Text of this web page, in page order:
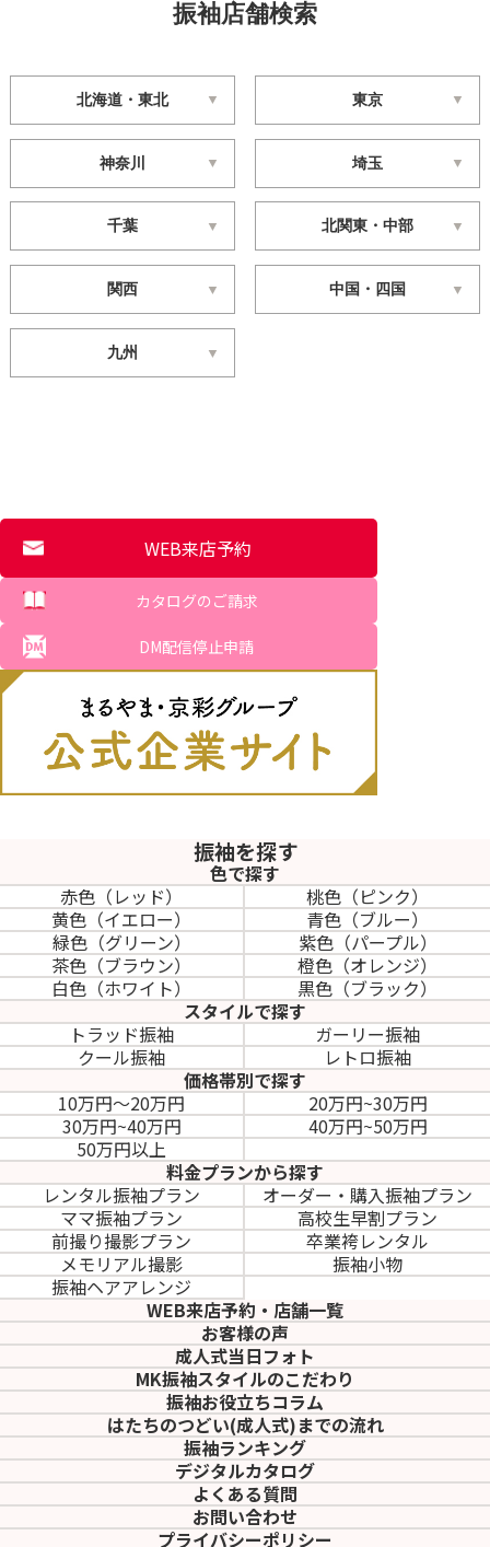
振袖店舗検索
北海道・東北 東京
神奈川 埼玉
千葉 北関東・中部
関西 中国・四国
九州
WEB来店予約
カタログのご請求
DM配信停止申請
振袖を探す
色で探す
赤色（レッド）
桃色（ピンク）
黄色（イエロー）
青色（ブルー）
緑色（グリーン）
紫色（パープル）
茶色（ブラウン）
橙色（オレンジ）
白色（ホワイト）
黒色（ブラック）
スタイルで探す
トラッド振袖
ガーリー振袖
クール振袖
レトロ振袖
価格帯別で探す
10万円～20万円
20万円~30万円
30万円~40万円
40万円~50万円
50万円以上
料金プランから探す
レンタル振袖プラン
オーダー・購入振袖プラン
ママ振袖プラン
高校生早割プラン
前撮り撮影プラン
卒業袴レンタル
メモリアル撮影
振袖小物
振袖ヘアアレンジ
WEB来店予約・店舗一覧
お客様の声
成人式当日フォト
MK振袖スタイルのこだわり
振袖お役立ちコラム
はたちのつどい(成人式)までの流れ
振袖ランキング
デジタルカタログ
よくある質問
お問い合わせ
プライバシーポリシー